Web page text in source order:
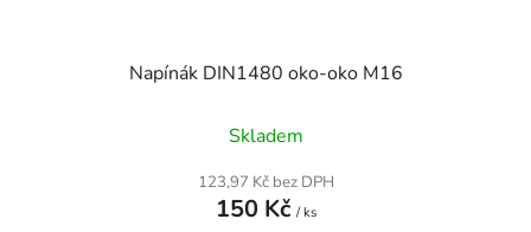
Napínák DIN1480 oko-oko M16
Skladem
123,97 Kč bez DPH
150 Kč / ks